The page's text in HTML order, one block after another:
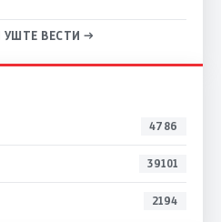
ВЕСТИ →
4786
39101
2194